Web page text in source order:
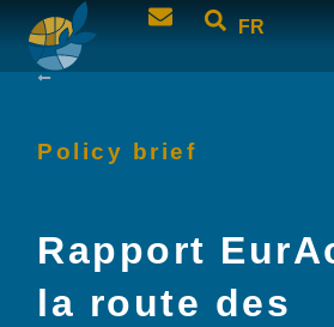
FR
Policy brief
Rapport
la route des